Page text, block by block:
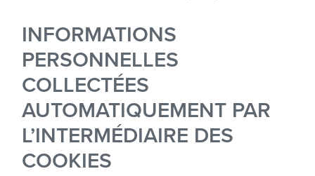
INFORMATIONS
PERSONNELLES
COLLECTÉES
AUTOMATIQUEMENT PAR
L’INTERMÉDIAIRE DES
COOKIES